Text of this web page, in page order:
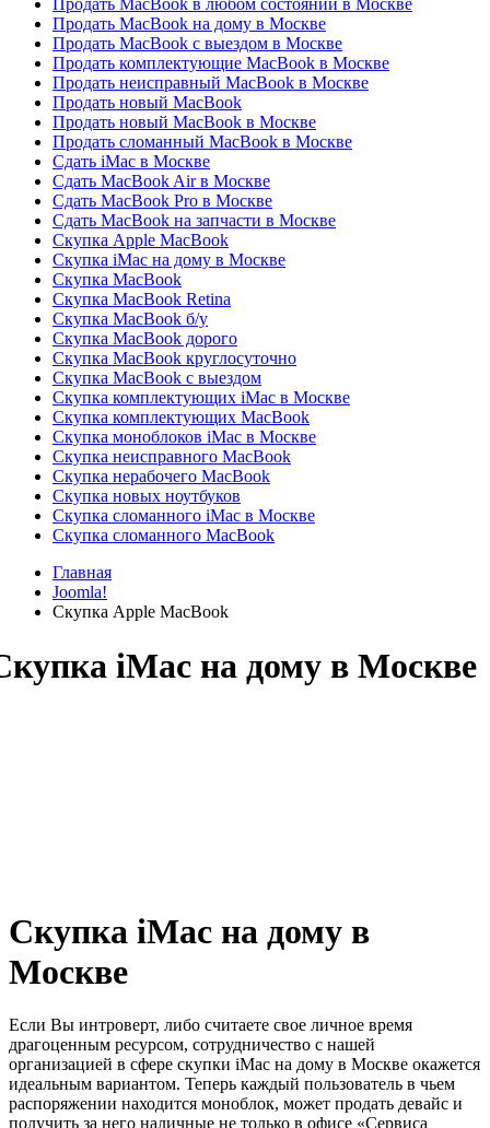
Продать MacBook в любом состоянии в Москве
Продать MacBook на дому в Москве
Продать MacBook с выездом в Москве
Продать комплектующие MacBook в Москве
Продать неисправный MacBook в Москве
Продать новый MacBook
Продать новый MacBook в Москве
Продать сломанный MacBook в Москве
Сдать iMac в Москве
Сдать MacBook Air в Москве
Сдать MacBook Pro в Москве
Сдать MacBook на запчасти в Москве
Скупка Apple MacBook
Скупка iMac на дому в Москве
Скупка MacBook
Скупка MacBook Retina
Скупка MacBook б/у
Скупка MacBook дорого
Скупка MacBook круглосуточно
Скупка MacBook с выездом
Скупка комплектующих iMac в Москве
Скупка комплектующих MacBook
Скупка моноблоков iMac в Москве
Скупка неисправного MacBook
Скупка нерабочего MacBook
Скупка новых ноутбуков
Скупка сломанного iMac в Москве
Скупка сломанного MacBook
Главная
Joomla!
Скупка Apple MacBook
Скупка iMac на дому в
Москве
Если Вы интроверт, либо считаете свое личное время
драгоценным ресурсом, сотрудничество с нашей
организацией в сфере скупки iMac на дому в Москве окажется
идеальным вариантом. Теперь каждый пользователь в чьем
распоряжении находится моноблок, может продать девайс и
получить за него наличные не только в офисе «Сервиса